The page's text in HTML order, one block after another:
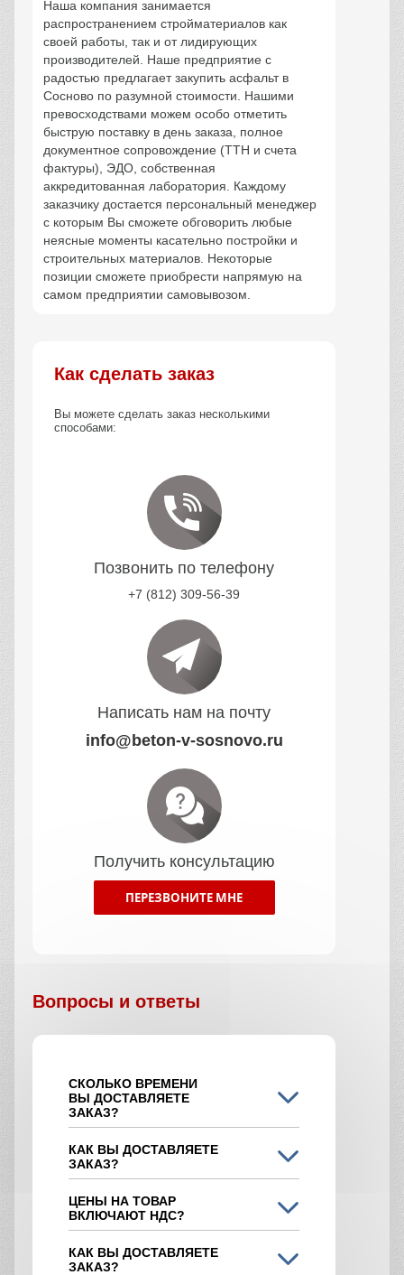
Наша компания занимается
распространением стройматериалов как
своей работы, так и от лидирующих
производителей. Наше предприятие с
радостью предлагает закупить асфальт в
Сосново по разумной стоимости. Нашими
превосходствами можем особо отметить
быструю поставку в день заказа, полное
документное сопровождение (ТТН и счета
фактуры), ЭДО, собственная
аккредитованная лаборатория. Каждому
заказчику достается персональный менеджер
с которым Вы сможете обговорить любые
неясные моменты касательно постройки и
строительных материалов. Некоторые
позиции сможете приобрести напрямую на
самом предприятии самовывозом.
Как сделать заказ
Вы можете сделать заказ несколькими
способами:
Позвонить по телефону
+7 (812) 309-56-39
Написать нам на почту
info@beton-v-sosnovo.ru
Получить консультацию
ПЕРЕЗВОНИТЕ МНЕ
Вопросы и ответы
СКОЛЬКО ВРЕМЕНИ
ВЫ ДОСТАВЛЯЕТЕ
ЗАКАЗ?
КАК ВЫ ДОСТАВЛЯЕТЕ
ЗАКАЗ?
ЦЕНЫ НА ТОВАР
ВКЛЮЧАЮТ НДС?
КАК ВЫ ДОСТАВЛЯЕТЕ
ЗАКАЗ?